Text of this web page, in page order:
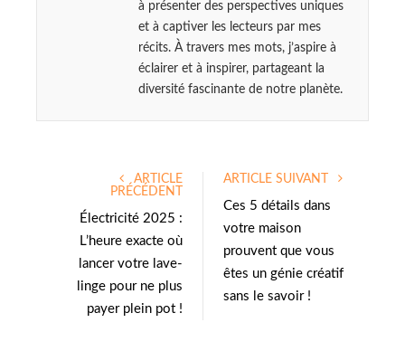
à présenter des perspectives uniques
et à captiver les lecteurs par mes
récits. À travers mes mots, j’aspire à
éclairer et à inspirer, partageant la
diversité fascinante de notre planète.
ARTICLE
PRÉCÉDENT
Électricité 2025 :
L’heure exacte où
lancer votre lave-
linge pour ne plus
payer plein pot !
ARTICLE SUIVANT
Ces 5 détails dans
votre maison
prouvent que vous
êtes un génie créatif
sans le savoir !